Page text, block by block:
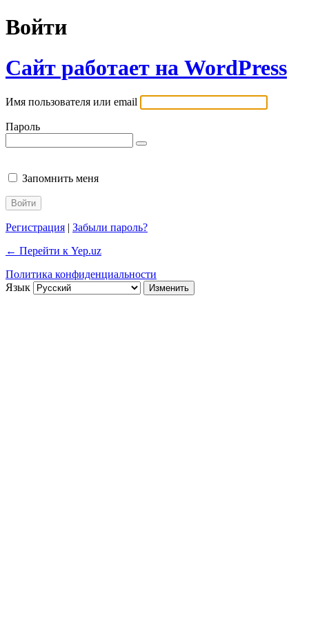
Войти
Сайт работает на WordPress
Имя пользователя или email
Пароль
Запомнить меня
Регистрация | Забыли пароль?
← Перейти к Yep.uz
Политика конфиденциальности
Язык